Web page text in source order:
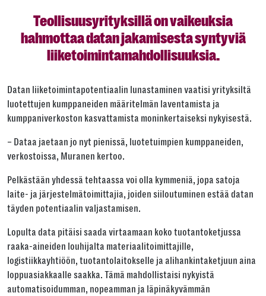
Teollisuusyrityksillä on vaikeuksia
hahmottaa datan jakamisesta syntyviä
liiketoimintamahdollisuuksia.
Datan liiketoimintapotentiaalin lunastaminen vaatisi yrityksiltä
luotettujen kumppaneiden määritelmän laventamista ja
kumppaniverkoston kasvattamista moninkertaiseksi nykyisestä.
– Dataa jaetaan jo nyt pienissä, luotetuimpien kumppaneiden,
verkostoissa, Muranen kertoo.
Pelkästään yhdessä tehtaassa voi olla kymmeniä, jopa satoja
laite- ja järjestelmätoimittajia, joiden siiloutuminen estää datan
täyden potentiaalin valjastamisen.
Lopulta data pitäisi saada virtaamaan koko tuotantoketjussa
raaka-aineiden louhijalta materiaalitoimittajille,
logistiikkayhtiöön, tuotantolaitokselle ja alihankintaketjuun aina
loppuasiakkaalle saakka. Tämä mahdollistaisi nykyistä
automatisoidumman, nopeamman ja läpinäkyvämmän